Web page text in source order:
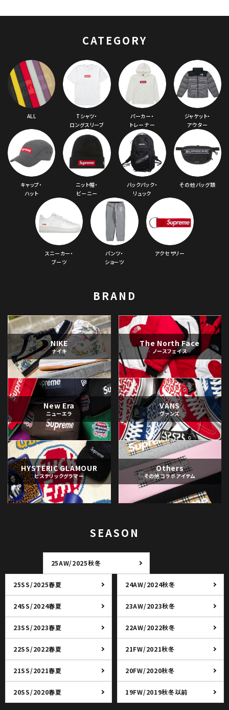
CATEGORY
ALL
Tシャツ・
ロングスリーブ
パーカー・
トレーナー
ジャケット・
アウター
キャップ・
ハット
ニット帽・
ビーニー
バックパック・
リュック
その他バッグ類
スニーカー・
ブーツ
パンツ・
ショーツ
アクセサリー
BRAND
NIKE
ナイキ
The North Face
ノースフェイス
New Era
ニューエラ
VANS
ヴァンズ
HYSTERIC GLAMOUR
ヒステリックグラマー
Others
その他コラボアイテム
SEASON
25AW/2025秋冬
25SS/2025春夏 24AW/2024秋冬
24SS/2024春夏 23AW/2023秋冬
23SS/2023春夏 22AW/2022秋冬
22SS/2022春夏 21FW/2021秋冬
21SS/2021春夏 20FW/2020秋冬
20SS/2020春夏 19FW/2019秋冬以前